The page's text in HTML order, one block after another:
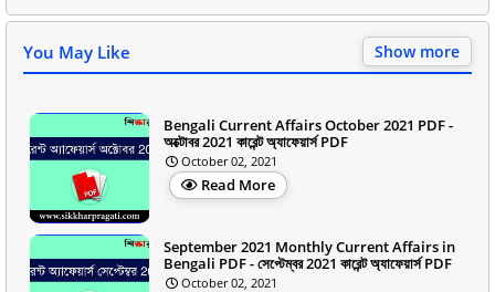
You May Like Show more
Bengali Current Affairs October 2021 PDF -
অক্টোবর 2021 কারেন্ট অ্যাফেয়ার্স PDF
October 02, 2021
Read More
September 2021 Monthly Current Affairs in
Bengali PDF - সেপ্টেম্বর 2021 কারেন্ট অ্যাফেয়ার্স PDF
October 02, 2021